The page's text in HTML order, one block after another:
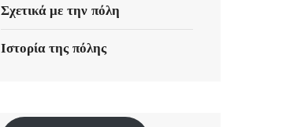
Σχετικά με την πόλη
Ιστορία της πόλης